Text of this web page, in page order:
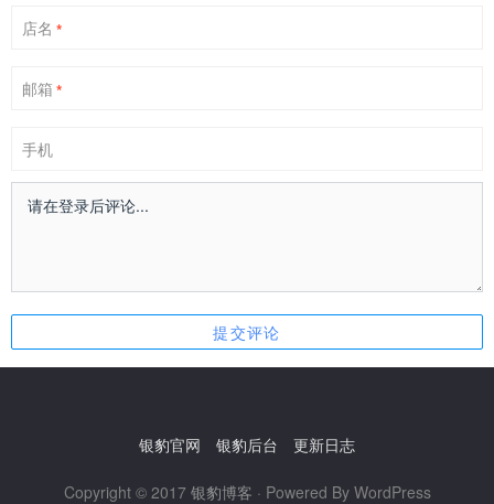
店名 *
邮箱 *
手机
银豹官网 银豹后台 更新日志
Copyright © 2017 银豹博客 · Powered By WordPress